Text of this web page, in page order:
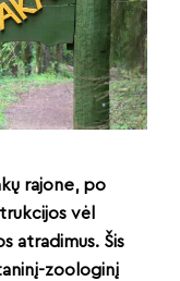
rajone, po
vėl
atradimus. Šis
zoologinį